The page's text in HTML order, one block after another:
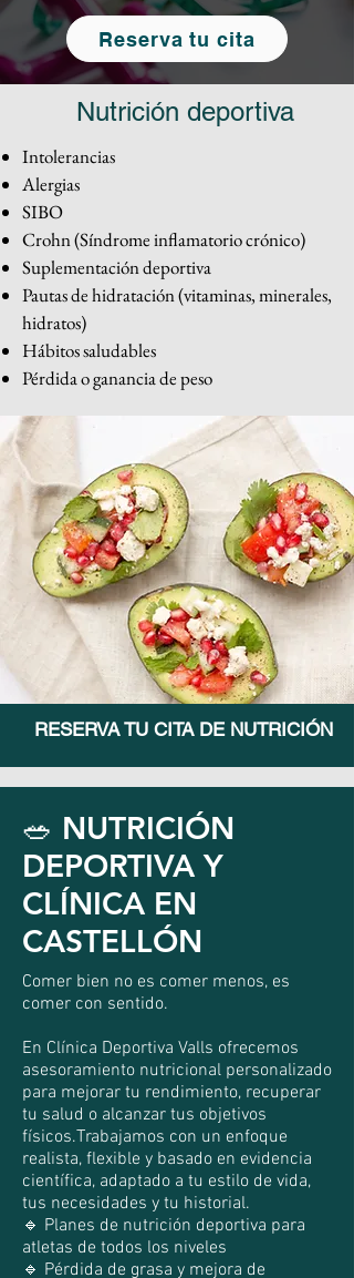
Reserva tu cita
Nutrición deportiva
Intolerancias
Alergias
SIBO
Crohn (Síndrome inflamatorio crónico)
Suplementación deportiva
Pautas de hidratación (vitaminas, minerales,
hidratos)
Hábitos saludables
Pérdida o ganancia de peso
RESERVA TU CITA DE NUTRICIÓN
NUTRICION
Read More
🥗 NUTRICIÓN
DEPORTIVA Y
CLÍNICA EN
CASTELLÓN
Comer bien no es comer menos, es
comer con sentido.
En Clínica Deportiva Valls ofrecemos
asesoramiento nutricional personalizado
para mejorar tu rendimiento, recuperar
tu salud o alcanzar tus objetivos
físicos.Trabajamos con un enfoque
realista, flexible y basado en evidencia
científica, adaptado a tu estilo de vida,
tus necesidades y tu historial.
🔹 Planes de nutrición deportiva para
atletas de todos los niveles
🔹 Pérdida de grasa y mejora de